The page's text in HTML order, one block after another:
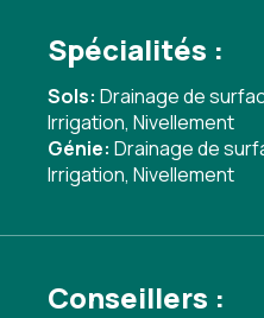
Spécialités :
Sols: Drainage de
Irrigation, Nivellement
Génie: Drainage de
Irrigation, Nivellement
Conseillers :